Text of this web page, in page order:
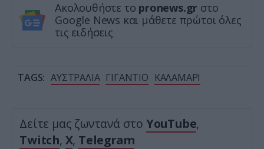
Ακολουθήστε το pronews.gr στο
Google News και μάθετε πρώτοι όλες
τις ειδήσεις
TAGS: ΑΥΣΤΡΑΛΙΑ ΓΙΓΑΝΤΙΟ ΚΑΛΑΜΑΡΙ
Δείτε μας ζωντανά στο YouTube,
Twitch, X, Telegram